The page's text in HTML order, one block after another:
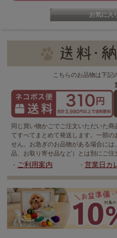
こちらのお品物は下記
同じ買い物かごでご注文いただいた
てすべてまとめて発送します。一部
せん。お急ぎのお品物がある場合に
品、お取り寄せ品など）とは別にご注
・ ご利用案内 ・ 営業日カ